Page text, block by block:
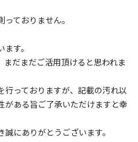
ておりません。
す。
まだまだご活用頂けると思われま
っておりますが、記載の汚れ以
がある旨ご了承いただけますと幸
にありがとうございます。